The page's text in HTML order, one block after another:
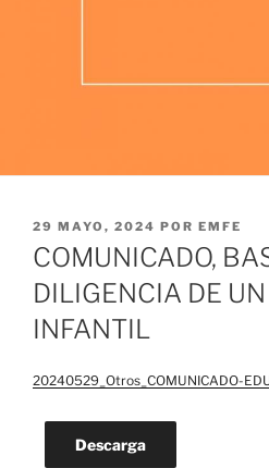
PUBLICADO
EL
29 MAYO, 2024 POR EMFE
COMUNICADO,
DILIGENCIA DE
INFANTIL
20240529_Otros_COMUNICADO-
Descarga